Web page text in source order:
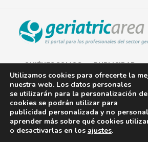
QUIÉNES SOMOS PUBLICIDAD
AVISO LEGAL
POLÍTICA DE COOKIES
POLÍTICA DE PRIVACIDAD
Utilizamos cookies para ofrecerte la
nuestra web. Los datos personales
se utilizarán para la personalización
cookies se podrán utilizar para
publicidad personalizada y no
aprender más sobre qué cookies
o desactivarlas en los ajustes.